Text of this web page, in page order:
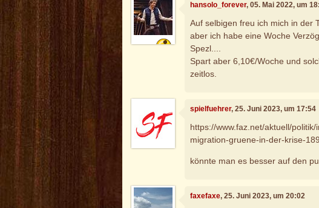
hansolo_forever, 05. Mai 2022, um
Auf selbigen freu ich mich in der
aber ich habe eine Woche
Spezl....
Spart aber 6,10€/Woche und
zeitlos.
spielfuehrer, 25. Juni 2023, um 17:54
https://www.faz.net/aktuell/
migration-gruene-in-der-krise-
könnte man es besser auf den
faxefaxe, 25. Juni 2023, um 20:02